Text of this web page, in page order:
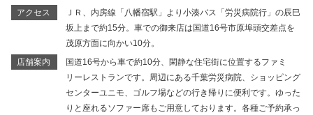
アクセス
ＪＲ、内房線「八幡宿駅」より小湊バス「労災病院行」の辰巳
坂上まで約15分。車での御来店は国道16号市原埠頭交差点を
茂原方面に向かい10分。
店舗案内
国道16号から車で約10分、閑静な住宅街に位置するファミ
リーレストランです。周辺にある千葉労災病院、ショッピング
センターユニモ、ゴルフ場などの行き帰りに便利です。ゆった
りと座れるソファー席もご用意しております。各種ご予約承っ